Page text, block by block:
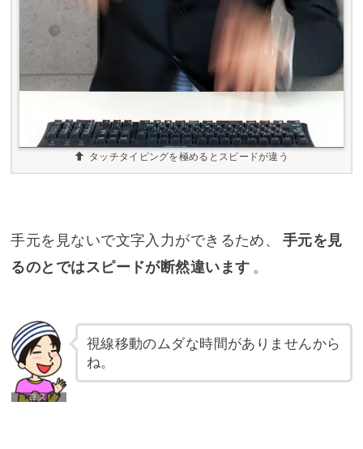
タッチタイピングを極めるとスピードが違う
手元を見ないで文字入力ができるため、
手元を見
るのとではスピードが断然違います 。
視線移動のムダな時間がありませんから
ね。